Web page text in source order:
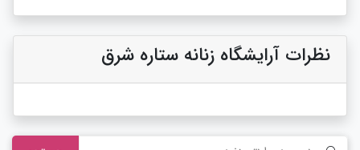
نظرات آرایشگاه زنانه ستاره شرق